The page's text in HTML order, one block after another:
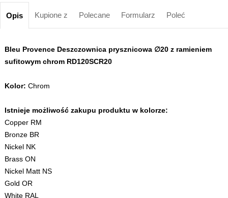
Opis Kupione z Polecane Formularz Poleć
Bleu Provence Deszczownica prysznicowa ∅20 z ramieniem
sufitowym chrom RD120SCR20
Kolor: Chrom
Istnieje możliwość zakupu produktu w kolorze:
Copper RM
Bronze BR
Nickel NK
Brass ON
Nickel Matt NS
Gold OR
White RAL